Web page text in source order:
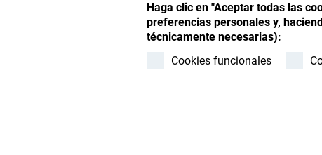
Haga clic en "Aceptar todas las
preferencias personales y,
técnicamente necesarias):
Cookies funcionales